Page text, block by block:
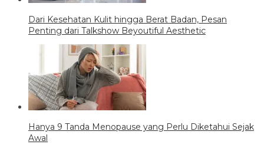
Dari Kesehatan Kulit hingga Berat Badan, Pesan
Penting dari Talkshow Beyoutiful Aesthetic
Hanya 9 Tanda Menopause yang Perlu Diketahui Sejak
Awal